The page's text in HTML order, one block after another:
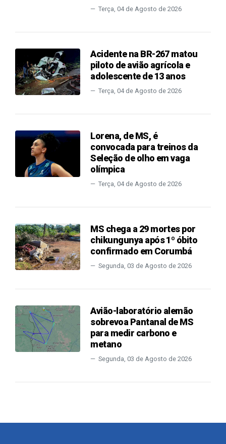
Terça, 04 de Agosto de 2026
Acidente na BR-267 matou
piloto de avião agrícola e
adolescente de 13 anos
Terça, 04 de Agosto de 2026
Lorena, de MS, é
convocada para treinos da
Seleção de olho em vaga
olímpica
Terça, 04 de Agosto de 2026
MS chega a 29 mortes por
chikungunya após 1º óbito
confirmado em Corumbá
Segunda, 03 de Agosto de 2026
Avião-laboratório alemão
sobrevoa Pantanal de MS
para medir carbono e
metano
Segunda, 03 de Agosto de 2026